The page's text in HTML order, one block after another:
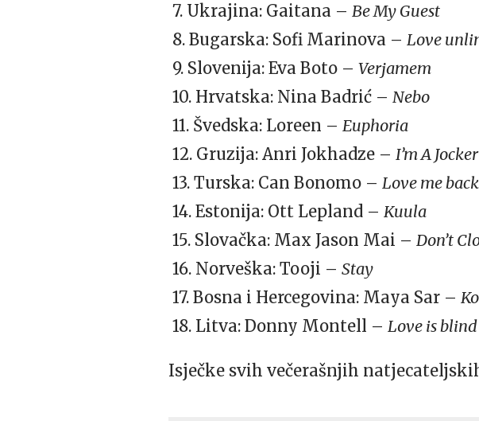
7. Ukrajina: Gaitana – Be My Guest
8. Bugarska: Sofi Marinova – Love
9. Slovenija: Eva Boto – Verjamem
10. Hrvatska: Nina Badrić – Nebo
11. Švedska: Loreen – Euphoria
12. Gruzija: Anri Jokhadze – I’m A Jocker
13. Turska: Can Bonomo – Love me back
14. Estonija: Ott Lepland – Kuula
15. Slovačka: Max Jason Mai – Don’t
16. Norveška: Tooji – Stay
17. Bosna i Hercegovina: Maya Sar –
18. Litva: Donny Montell – Love is blind
Isječke svih večerašnjih